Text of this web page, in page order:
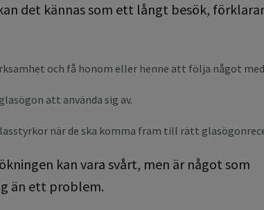
det kännas som ett långt besök,
och få honom eller henne att följa något
att använda sig av.
när de ska komma fram till rätt
kan vara svårt, men är något som
än ett problem.